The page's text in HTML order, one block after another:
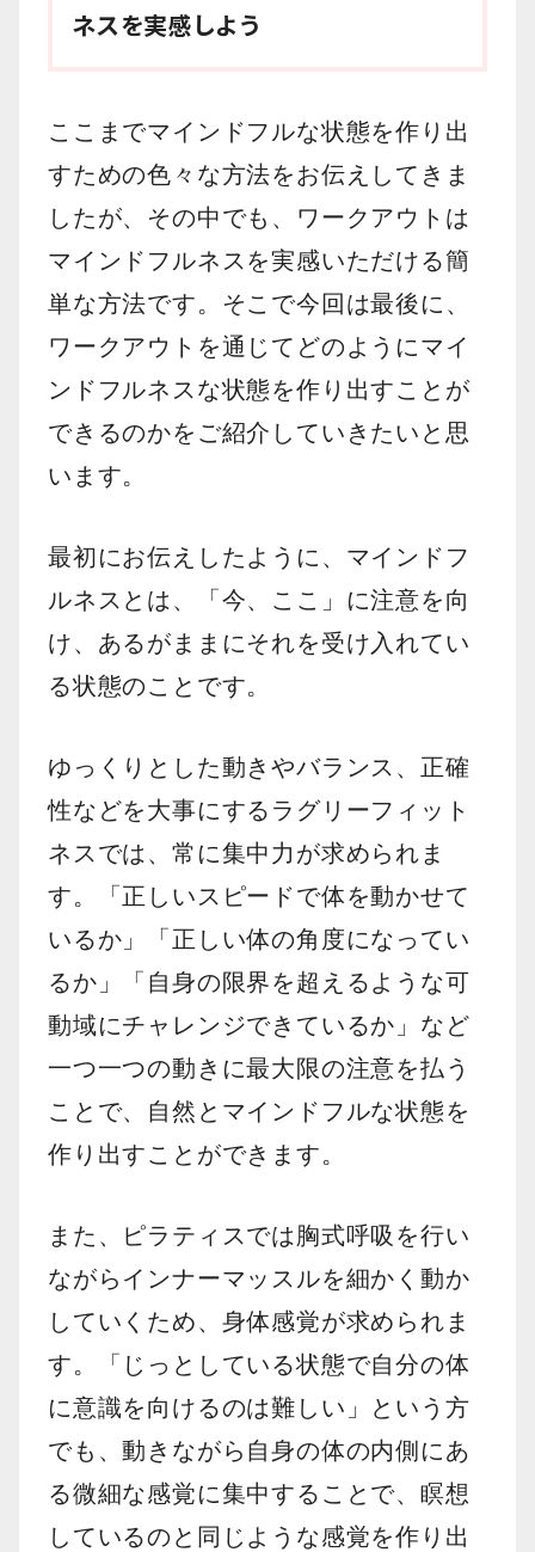
ネスを実感しよう
ここまでマインドフルな状態を作り出
すための色々な方法をお伝えしてきま
したが、その中でも、ワークアウトは
マインドフルネスを実感いただける簡
単な方法です。そこで今回は最後に、
ワークアウトを通じてどのようにマイ
ンドフルネスな状態を作り出すことが
できるのかをご紹介していきたいと思
います。
最初にお伝えしたように、マインドフ
ルネスとは、「今、ここ」に注意を向
け、あるがままにそれを受け入れてい
る状態のことです。
ゆっくりとした動きやバランス、正確
性などを大事にするラグリーフィット
ネスでは、常に集中力が求められま
す。「正しいスピードで体を動かせて
いるか」「正しい体の角度になってい
るか」「自身の限界を超えるような可
動域にチャレンジできているか」など
一つ一つの動きに最大限の注意を払う
ことで、自然とマインドフルな状態を
作り出すことができます。
また、ピラティスでは胸式呼吸を行い
ながらインナーマッスルを細かく動か
していくため、身体感覚が求められま
す。「じっとしている状態で自分の体
に意識を向けるのは難しい」という方
でも、動きながら自身の体の内側にあ
る微細な感覚に集中することで、瞑想
しているのと同じような感覚を作り出